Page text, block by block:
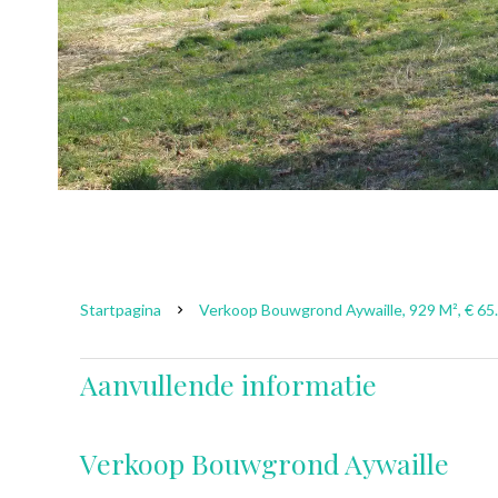
Startpagina Verkoop Bouwgrond Aywaille, 929 M², €
Aanvullende informatie
Verkoop Bouwgrond Aywaille